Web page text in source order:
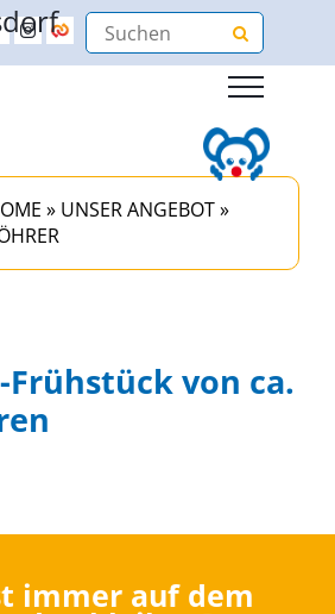
» UNSER ANGEBOT»
Frühstück von ca.
immer auf dem